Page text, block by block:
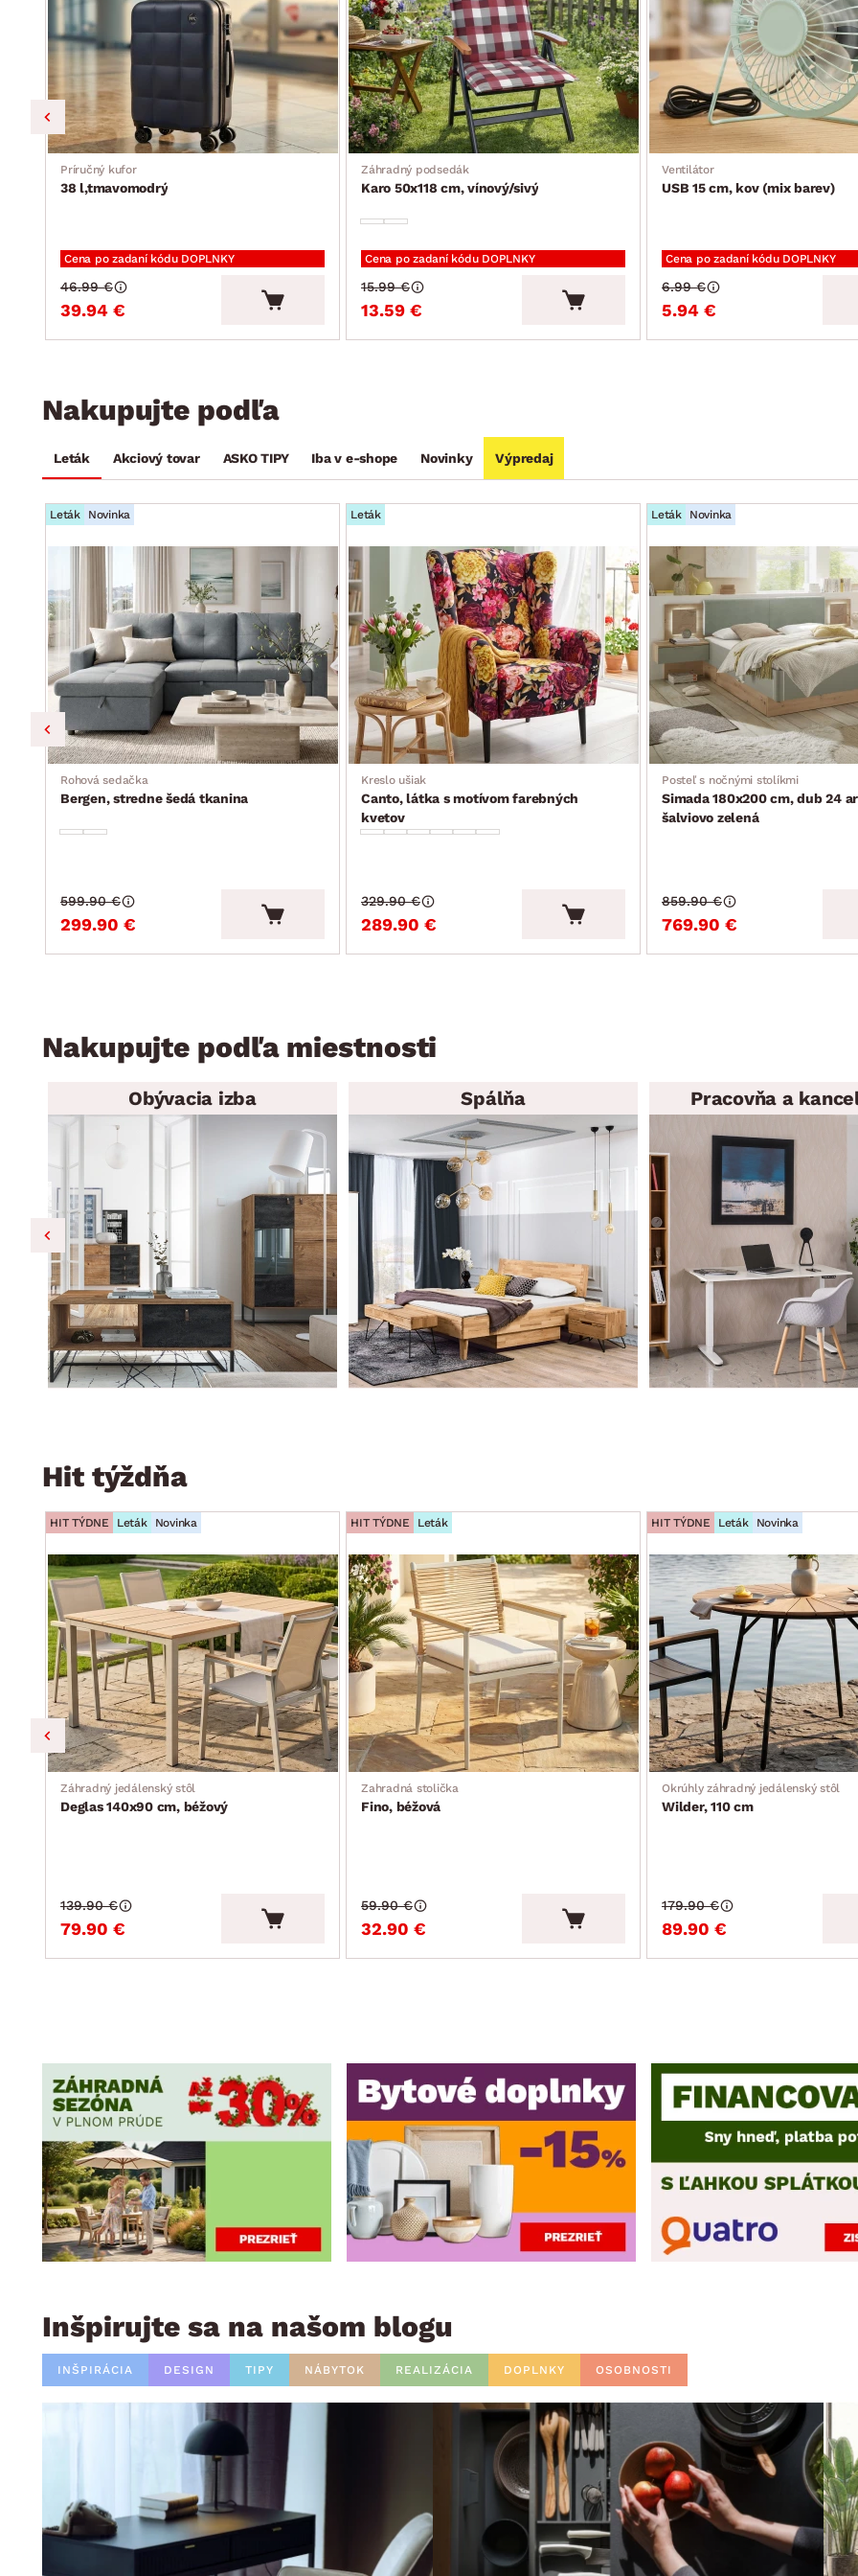
Príručný kufor
38 l,tmavomodrý
Cena po zadaní kódu DOPLNKY
39.94 €
46.99 €
Záhradný podsedák
Karo 50x118 cm, vínový/sivý
Cena po zadaní kódu DOPLNKY
13.59 €
15.99 €
Ventilátor
USB 15 cm, kov (mix barev)
Cena po zadaní kódu DOPLNKY
5.94 €
6.99 €
Nakupujte podľa
Leták Akciový tovar ASKO TIPY Iba v e-shope Novinky Výpredaj
Leták Novinka
Rohová sedačka
Bergen, stredne šedá tkanina
299.90 €
599.90 €
Leták
Kreslo ušiak
Canto, látka s motívom farebných
kvetov
289.90 €
329.90 €
Leták Novinka
Posteľ s nočnými stolíkmi
Simada 180x200 cm, dub 24
šalviovo zelená
769.90 €
859.90 €
Nakupujte podľa miestnosti
Obývacia izba Spálňa Pracovňa a
Hit týždňa
HIT TÝDNE Leták Novinka
Záhradný jedálenský stôl
Deglas 140x90 cm, béžový
79.90 €
139.90 €
HIT TÝDNE Leták
Zahradná stolička
Fino, béžová
32.90 €
59.90 €
HIT TÝDNE Leták Novinka
Okrúhly záhradný jedálenský stôl
Wilder, 110 cm
89.90 €
179.90 €
Inšpirujte sa na našom blogu
INŠPIRÁCIA DESIGN TIPY NÁBYTOK REALIZÁCIA DOPLNKY OSOBNOSTI